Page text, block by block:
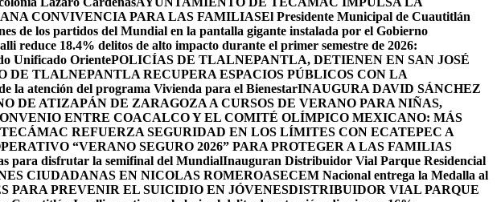
CONVIVENCIA PARA LAS FAMILIASEl Presidente Municipal de Cuautitlán
de los partidos del Mundial en la pantalla gigante instalada por el Gobierno
reduce 18.4% delitos de alto impacto durante el primer semestre de 2026:
Unificado OrientePOLICÍAS DE TLALNEPANTLA, ​DETIENEN EN SAN JOSÉ
DE TLALNEPANTLA RECUPERA ESPACIOS PÚBLICOS CON LA
la atención del programa Vivienda para el BienestarINAUGURA DAVID SÁNCHEZ
DE ATIZAPÁN DE ZARAGOZA A CURSOS DE VERANO PARA NIÑAS,
ENTRE COACALCO Y EL COMITÉ OLÍMPICO MEXICANO: MÁS
REFUERZA SEGURIDAD EN LOS LÍMITES CON ECATEPEC A
“VERANO SEGURO 2026” PARA PROTEGER A LAS FAMILIAS
para disfrutar la semifinal del MundialInauguran Distribuidor Vial Parque Residencial
CIUDADANAS EN NICOLAS ROMEROASECEM Nacional entrega la Medalla al
PARA PREVENIR EL SUICIDIO EN JÓVENESDISTRIBUIDOR VIAL PARQUE